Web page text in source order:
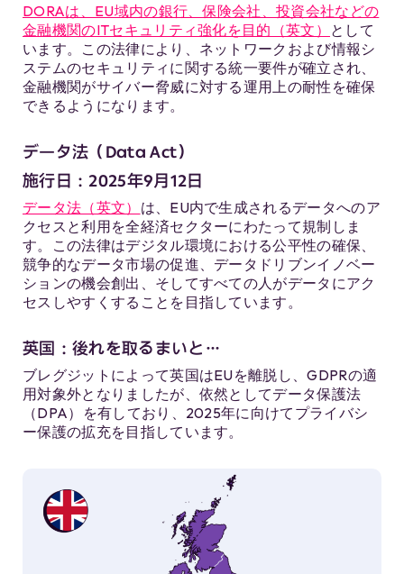
DORAは、EU域内の銀行、保険会社、投資会社などの
金融機関のITセキュリティ強化を目的（英文） として
います。この法律により、ネットワークおよび情報シ
ステムのセキュリティに関する統一要件が確立され、
金融機関がサイバー脅威に対する運用上の耐性を確保
できるようになります。
データ法（Data Act）
施行日：2025年9月12日
データ法（英文） は、EU内で生成されるデータへのア
クセスと利用を全経済セクターにわたって規制しま
す。この法律はデジタル環境における公平性の確保、
競争的なデータ市場の促進、データドリブンイノベー
ションの機会創出、そしてすべての人がデータにアク
セスしやすくすることを目指しています。
英国：後れを取るまいと…
ブレグジットによって英国はEUを離脱し、GDPRの適
用対象外となりましたが、依然としてデータ保護法
（DPA）を有しており、2025年に向けてプライバシ
ー保護の拡充を目指しています。